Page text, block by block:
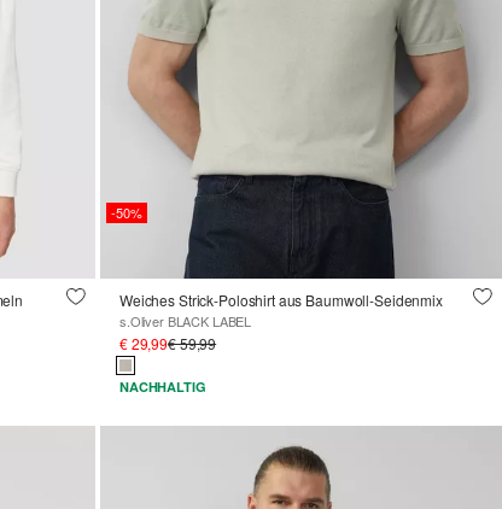
-50%
Weiches Strick-Poloshirt aus Baumwoll-Seidenmix
s.Oliver BLACK LABEL
€ 29,99€ 59,99
NACHHALTIG